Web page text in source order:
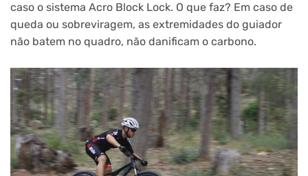
caso o sistema Acro Block Lock. O que faz? Em caso de
queda ou sobreviragem, as extremidades do guiador
não batem no quadro, não danificam o carbono.